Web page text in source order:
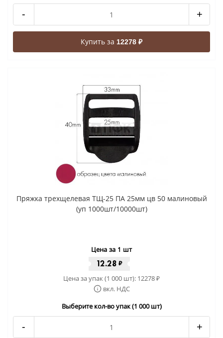
- +
Купить за 12278 ₽
Пряжка трехщелевая ТЩ-25 ПА 25мм цв 50 малиновый
(уп 1000шт/10000шт)
Цена за 1 шт
12.28 ₽
Цена за упак (1 000 шт): 12278₽
вкл. НДС
Выберите кол-во упак (1 000 шт)
- +